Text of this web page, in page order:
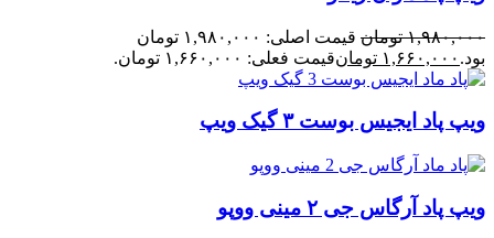
۱,۹۸۰,۰۰۰ تومان
قیمت اصلی: ۱,۹۸۰,۰۰۰ تومان
بود. ۱,۶۶۰,۰۰۰ تومانقیمت فعلی: ۱,۶۶۰,۰۰۰ تومان.
ویپ پاد ایجیس بوست ۳ گیک ویپ
ویپ پاد آرگاس جی ۲ مینی ووپو